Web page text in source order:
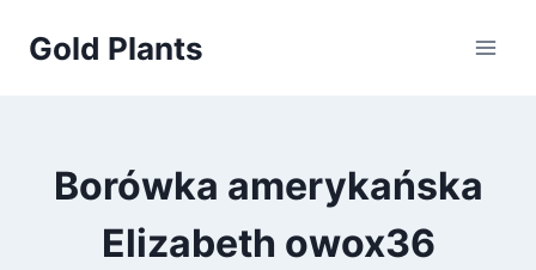
Gold Plants
Borówka amerykańska
Elizabeth owox36